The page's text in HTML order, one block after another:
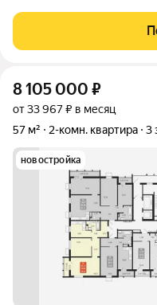
хороший ремонт.
окрашен. Все окна
8 105 000 ₽
от 33 967 ₽ в месяц
57 м²
2-комн. квартира 3
новостройка